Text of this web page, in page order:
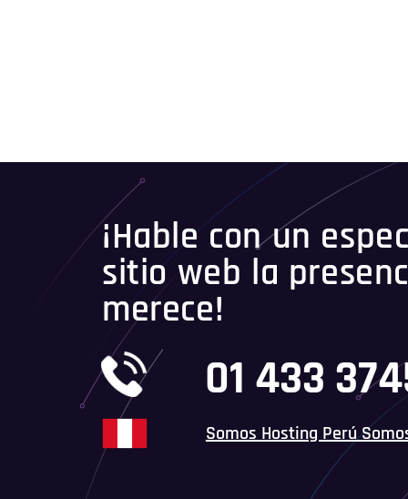
¡Hable con un
sitio web la
merece!
01 433
Somos Hosting Perú